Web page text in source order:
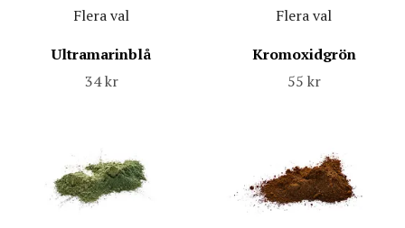
Flera val
Ultramarinblå
34 kr
Flera val
Kromoxidgrön
55 kr